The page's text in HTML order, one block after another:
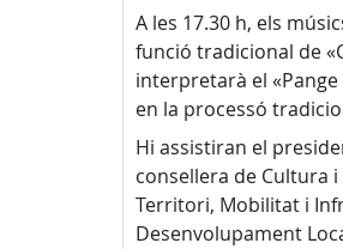
A les 17.30 h, els
funció tradicional de
interpretarà el
en la processó
Hi assistiran el
consellera de Cultura
Territori, Mobilitat i
Desenvolupament